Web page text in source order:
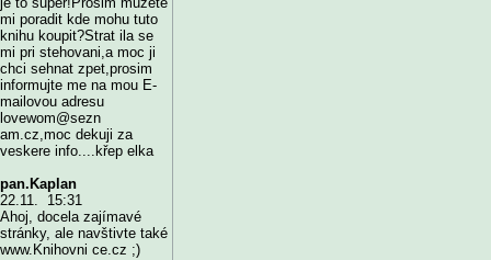
mi poradit kde mohu tuto
knihu koupit?Strat ila se
mi pri stehovani,a moc ji
chci sehnat zpet,prosim
informujte me na mou E-
mailovou adresu
lovewom@sezn
am.cz,moc dekuji za
veskere info....křep elka
pan.Kaplan
22.11. 15:31
Ahoj, docela zajímavé
stránky, ale navštivte také
www.Knihovni ce.cz ;)